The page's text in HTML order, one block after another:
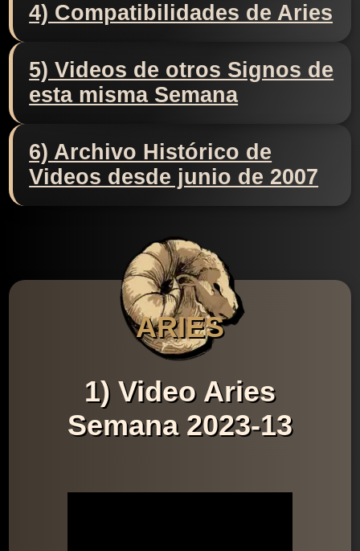
4) Compatibilidades de Aries
5) Videos de otros Signos de
esta misma Semana
6) Archivo Histórico de
Videos desde junio de 2007
ARIES
1) Video Aries
Semana 2023-13